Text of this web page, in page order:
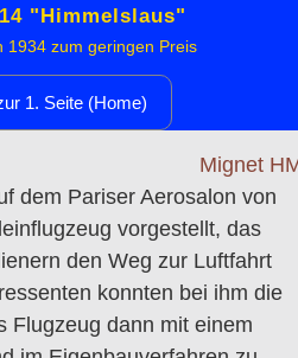
"Himmelslaus"
1934 zum geringen Preis
1. Seite (Home)
dem Pariser Aerosalon von
vorgestellt, das
den Weg zur Luftfahrt
konnten bei ihm die
Flugzeug dann mit einem